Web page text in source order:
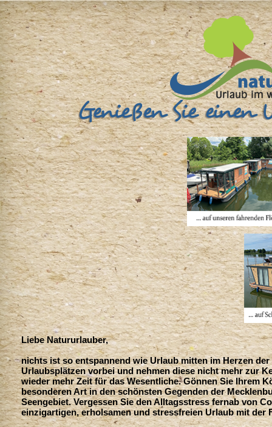
Liebe Natururlauber,
nichts ist so entspannend wie Urlaub mitten im Herzen
Urlaubsplätzen vorbei und nehmen diese nicht mehr zur
wieder mehr Zeit für das Wesentliche. Gönnen Sie Ihrem
besonderen Art in den schönsten Gegenden der
Seengebiet. Vergessen Sie den Alltagsstress fernab von
einzigartigen, erholsamen und stressfreien Urlaub mit der